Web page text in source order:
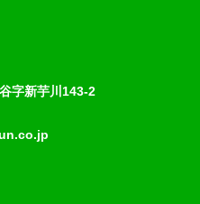
字新芋川143-2